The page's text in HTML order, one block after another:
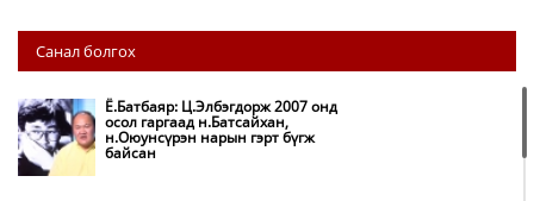
НИТХ: Багануур ХК-ийг түшиглэн
нүүрс-пиролизийн үйлдвэр
байгуулж, ирэх оноос хагас кокс
Амаргүй цаг үеийг ирэх
Санал болгох
Ё.Батбаяр: Ц.Элбэгдорж 2007 онд
осол гаргаад н.Батсайхан,
н.Оюунсүрэн нарын гэрт бүгж
байсан